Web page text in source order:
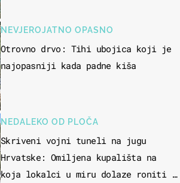
NEVJEROJATNO OPASNO
Otrovno drvo: Tihi ubojica koji je
najopasniji kada padne kiša
NEDALEKO OD PLOČA
Skriveni vojni tuneli na jugu
Hrvatske: Omiljena kupališta na
koja lokalci u miru dolaze roniti i